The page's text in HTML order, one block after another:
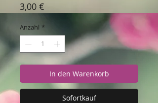
3,00 €
Anzahl *
In den Warenkorb
Sofortkauf